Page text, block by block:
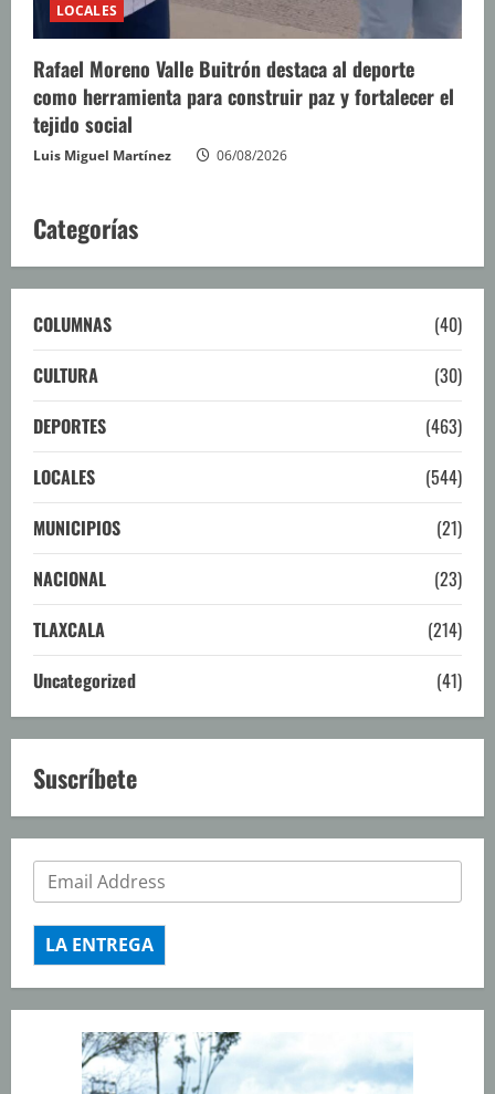
LOCALES
Rafael Moreno Valle Buitrón destaca al deporte
como herramienta para construir paz y fortalecer el
tejido social
Luis Miguel Martínez 06/08/2026
Categorías
COLUMNAS
(40)
CULTURA
(30)
DEPORTES
(463)
LOCALES
(544)
MUNICIPIOS
(21)
NACIONAL
(23)
TLAXCALA
(214)
Uncategorized
(41)
Suscríbete
LA ENTREGA